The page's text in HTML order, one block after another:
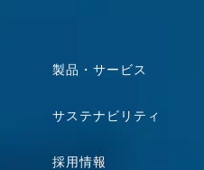
製品・サービス
サステナビリティ
採用情報